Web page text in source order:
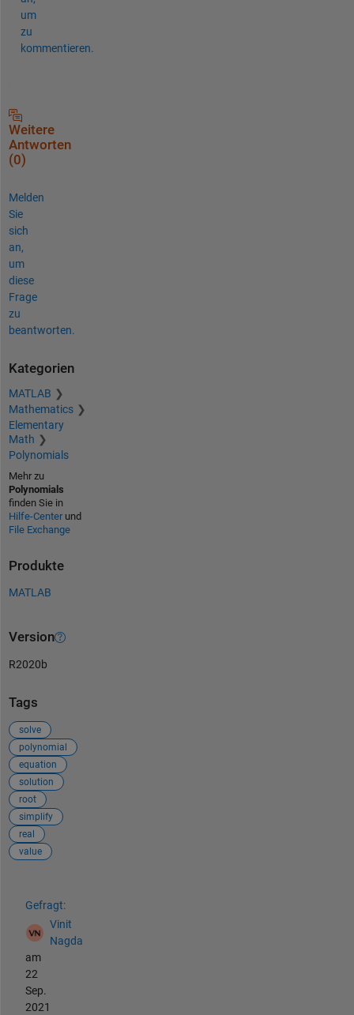
um
zu
kommentieren.
Weitere
Antworten
(0)
Melden
Sie
sich
an,
um
diese
Frage
zu
beantworten.
Kategorien
MATLAB
Mathematics
Elementary
Math
Polynomials
Mehr zu
Polynomials
finden Sie in
Hilfe-Centerund
File Exchange
Produkte
MATLAB
Version
R2020b
Tags
solve
polynomial
equation
solution
root
simplify
real
value
Gefragt:
Vinit
Nagda
am
22
Sep.
2021